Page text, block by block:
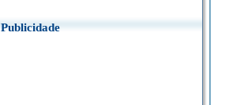
Publicidade